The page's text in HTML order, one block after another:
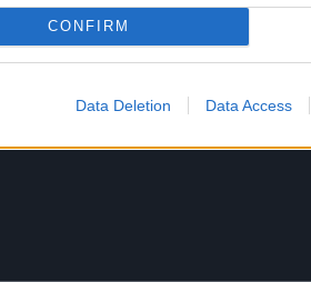
CONFIRM
Data Deletion Data Access